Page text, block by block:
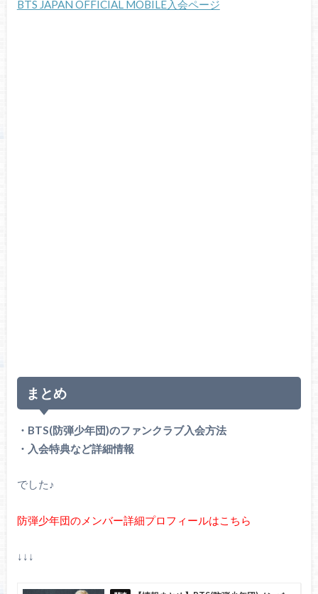
BTS JAPAN OFFICIAL MOBILE入会ページ
まとめ
・BTS(防弾少年団)のファンクラブ入会方法
・入会特典など詳細情報
でした♪
防弾少年団のメンバー詳細プロフィールはこちら
↓↓↓